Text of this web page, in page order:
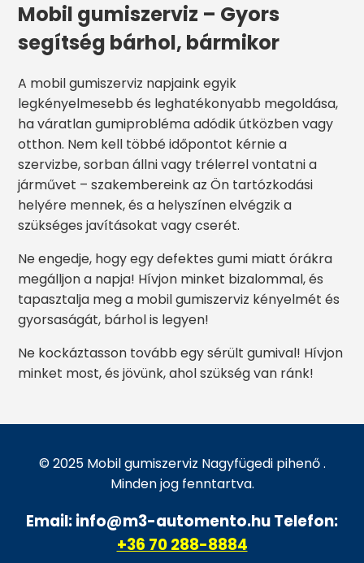
Mobil gumiszerviz – Gyors
segítség bárhol, bármikor
A mobil gumiszerviz napjaink egyik
legkényelmesebb és leghatékonyabb megoldása,
ha váratlan gumiprobléma adódik útközben vagy
otthon. Nem kell többé időpontot kérnie a
szervizbe, sorban állni vagy trélerrel vontatni a
járművet – szakembereink az Ön tartózkodási
helyére mennek, és a helyszínen elvégzik a
szükséges javításokat vagy cserét.
Ne engedje, hogy egy defektes gumi miatt órákra
megálljon a napja! Hívjon minket bizalommal, és
tapasztalja meg a mobil gumiszerviz kényelmét és
gyorsaságát, bárhol is legyen!
Ne kockáztasson tovább egy sérült gumival! Hívjon
minket most, és jövünk, ahol szükség van ránk!
© 2025 Mobil gumiszerviz Nagyfügedi pihenő .
Minden jog fenntartva.
Email: info@m3-automento.hu Telefon:
+36 70 288-8884